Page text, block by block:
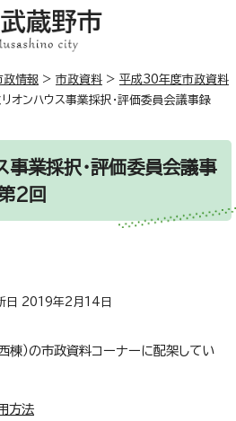
政情報 > 市政資料 > 平成30年度市政資料
リオンハウス事業採択・評価委員会議事録
事業採択・評価委員会議事
2回
2019年2月14日
棟）の市政資料コーナーに配架してい
方法